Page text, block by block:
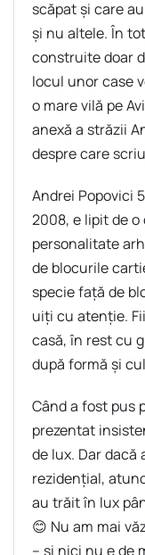
scăpat și care
și nu altele. În
construite doar
locul unor case
o mare vilă pe
anexă a străzii
despre care
Andrei Popovici
2008, e lipit de
personalitate
de blocurile
specie față de
uiți cu atenție.
casă, în rest cu
după formă și
Când a fost pus
prezentat
de lux. Dar
rezidențial,
au trăit în lux
😊 Nu am mai
– și nici nu e de